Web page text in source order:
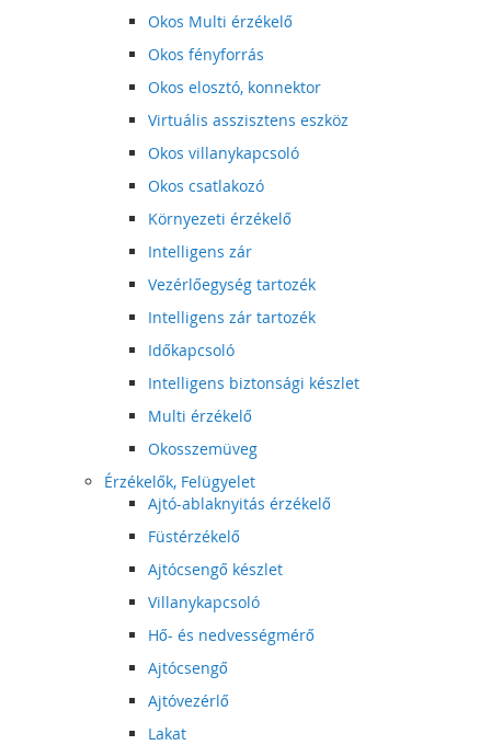
Okos Multi érzékelő
Okos fényforrás
Okos elosztó, konnektor
Virtuális asszisztens eszköz
Okos villanykapcsoló
Okos csatlakozó
Környezeti érzékelő
Intelligens zár
Vezérlőegység tartozék
Intelligens zár tartozék
Időkapcsoló
Intelligens biztonsági készlet
Multi érzékelő
Okosszemüveg
Érzékelők, Felügyelet
Ajtó-ablaknyitás érzékelő
Füstérzékelő
Ajtócsengő készlet
Villanykapcsoló
Hő- és nedvességmérő
Ajtócsengő
Ajtóvezérlő
Lakat